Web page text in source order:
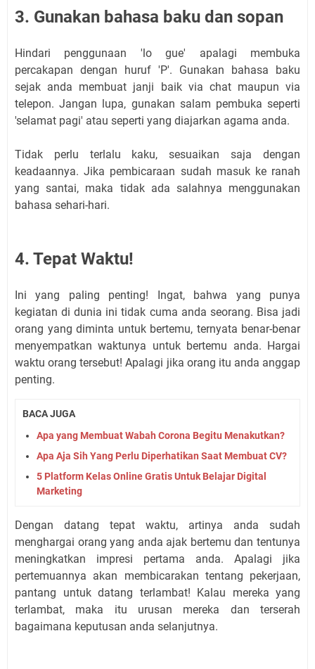
3. Gunakan bahasa baku dan sopan
Hindari penggunaan 'lo gue' apalagi membuka
percakapan dengan huruf 'P'. Gunakan bahasa baku
sejak anda membuat janji baik via chat maupun via
telepon. Jangan lupa, gunakan salam pembuka seperti
'selamat pagi' atau seperti yang diajarkan agama anda.
Tidak perlu terlalu kaku, sesuaikan saja dengan
keadaannya. Jika pembicaraan sudah masuk ke ranah
yang santai, maka tidak ada salahnya menggunakan
bahasa sehari-hari.
4. Tepat Waktu!
Ini yang paling penting! Ingat, bahwa yang punya
kegiatan di dunia ini tidak cuma anda seorang. Bisa jadi
orang yang diminta untuk bertemu, ternyata benar-benar
menyempatkan waktunya untuk bertemu anda. Hargai
waktu orang tersebut! Apalagi jika orang itu anda anggap
penting.
BACA JUGA
Apa yang Membuat Wabah Corona Begitu Menakutkan?
Apa Aja Sih Yang Perlu Diperhatikan Saat Membuat CV?
5 Platform Kelas Online Gratis Untuk Belajar Digital
Marketing
Dengan datang tepat waktu, artinya anda sudah
menghargai orang yang anda ajak bertemu dan tentunya
meningkatkan impresi pertama anda. Apalagi jika
pertemuannya akan membicarakan tentang pekerjaan,
pantang untuk datang terlambat! Kalau mereka yang
terlambat, maka itu urusan mereka dan terserah
bagaimana keputusan anda selanjutnya.